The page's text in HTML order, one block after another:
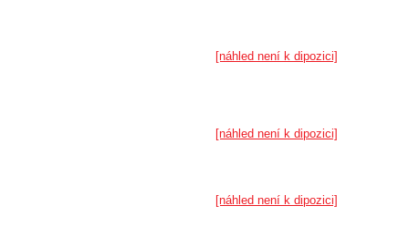
[náhled není k dipozici]
[náhled není k dipozici]
[náhled není k dipozici]